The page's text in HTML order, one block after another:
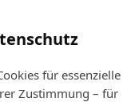
für essenzielle
Zustimmung – für
Handel &